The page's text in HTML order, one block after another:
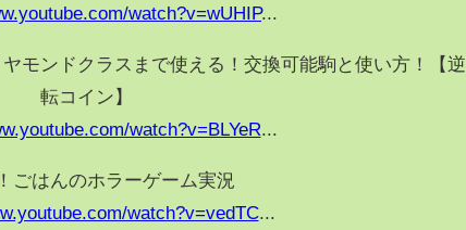
watch?v=wUHIP...
モンドクラスまで使える！交換可能駒と使い方！【逆
転コイン】
watch?v=BLYeR
ごはんのホラーゲーム実況
watch?v=vedTC...